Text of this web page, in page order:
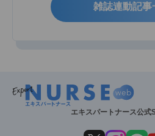
雑誌連動記事
エキスパートナース公式